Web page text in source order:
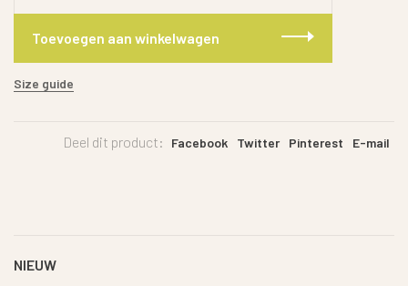
Toevoegen aan winkelwagen
Size guide
Deel dit product: Facebook Twitter Pinterest E-mail
NIEUW